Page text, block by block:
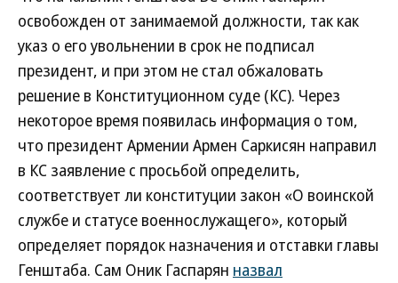
освобожден от занимаемой должности, так как
указ о его увольнении в срок не подписал
президент, и при этом не стал обжаловать
решение в Конституционном суде (КС). Через
некоторое время появилась информация о том,
что президент Армении Армен Саркисян направил
в КС заявление с просьбой определить,
соответствует ли конституции закон «О воинской
службе и статусе военнослужащего», который
определяет порядок назначения и отставки главы
Генштаба. Сам Оник Гаспарян назвал